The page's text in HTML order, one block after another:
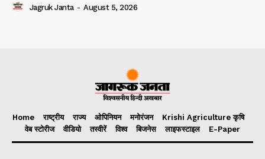
Jagruk Janta - August 5, 2026
Home राष्ट्रीय राज्य ओपिनियन मनोरंजन
Krishi Agriculture कृषि
वेब स्टोरीज
वीडियो तस्वीरें विश्व बिजनेस लाइफस्टाइल E-Paper